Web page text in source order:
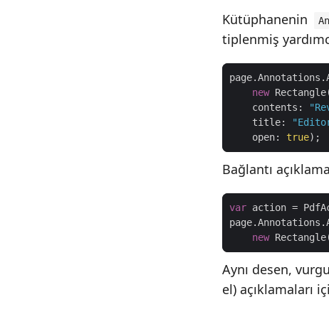
Kütüphanenin
tiplenmiş
new
    contents:
    title:
    open:
true
Bağlantı
var action =
new
Aynı desen,
el) açıklamaları